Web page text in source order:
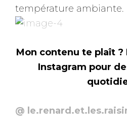
température ambiante.
Mon contenu te plaît ?
Instagram pour
@